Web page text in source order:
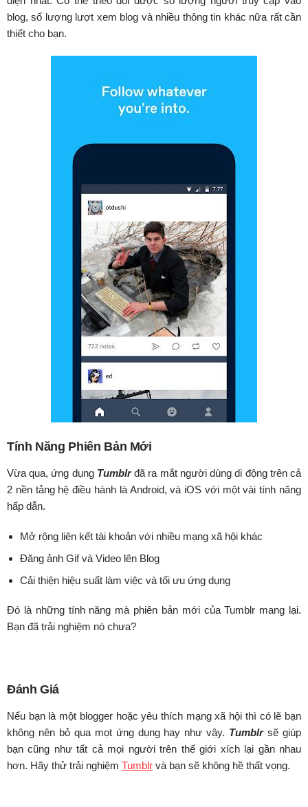
blog, số lượng lượt xem blog và nhiều thông tin khác nữa rất cần
thiết cho bạn.
Tính Năng Phiên Bản Mới
Vừa qua, ứng dụng Tumblrđã ra mắt người dùng di động trên cả
2 nền tảng hệ điều hành là Android, và iOS với một vài tính năng
hấp dẫn.
Mở rộng liên kết tài khoản với nhiều mạng xã hội khác
Đăng ảnh Gif và Video lên Blog
Cải thiện hiệu suất làm việc và tối ưu ứng dụng
Đó là những tính năng mà phiên bản mới của Tumblr mang lại.
Bạn đã trải nghiệm nó chưa?
Đánh Giá
Nếu bạn là một blogger hoặc yêu thích mạng xã hội thì có lẽ bạn
không nên bỏ qua mọt ứng dụng hay như vậy. Tumblrsẽ giúp
bạn cũng như tất cả mọi người trên thế giới xích lại gần nhau
hơn. Hãy thử trải nghiệm Tumblr và bạn sẽ không hề thất vọng.